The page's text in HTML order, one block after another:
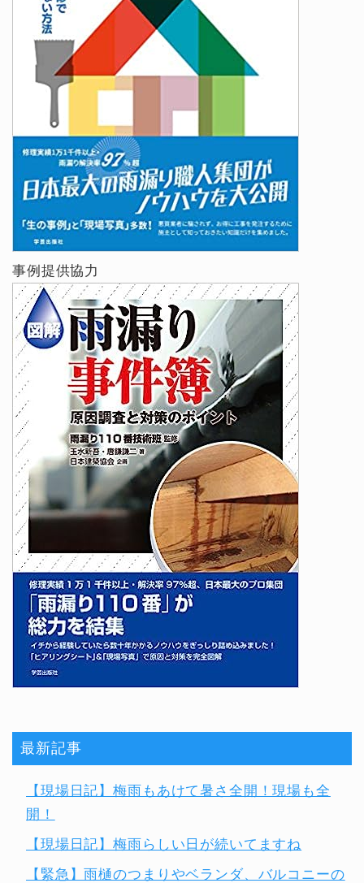
事例提供協力
最新記事
【現場日記】梅雨もあけて暑さ全開！現場も全
開！
【現場日記】梅雨らしい日が続いてますね
【緊急】雨樋のつまりやベランダ、バルコニーの